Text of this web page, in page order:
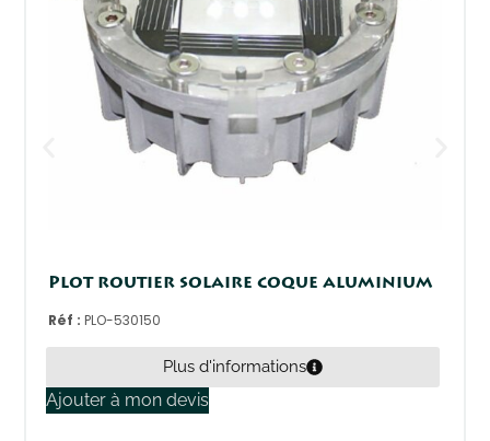
Plot routier solaire coque aluminium
Réf :PLO-530150
Plus d'informations
Ajouter à mon devis